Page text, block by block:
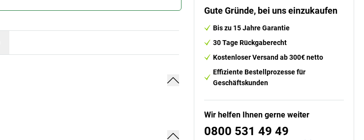
Gute Gründe, bei uns einzukaufen
Bis zu 15 Jahre Garantie
30 Tage Rückgaberecht
Kostenloser Versand ab 300€ netto
Effiziente Bestellprozesse für
Geschäftskunden
Wir helfen Ihnen gerne weiter
0800 531 49 49